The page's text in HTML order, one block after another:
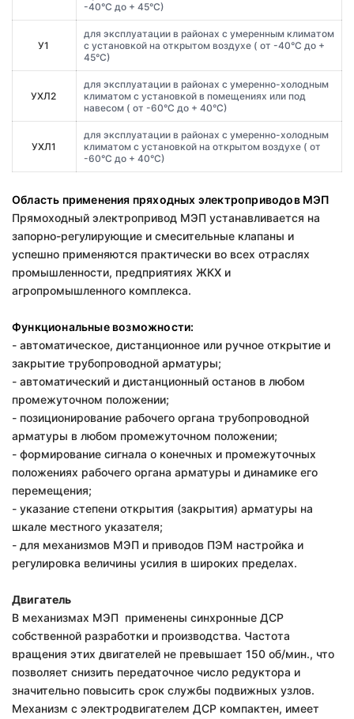
-40°С до + 45°С)
У1
для эксплуатации в районах с умеренным климатом
с установкой на открытом воздухе ( от -40°С до +
45°С)
УХЛ2
для эксплуатации в районах с умеренно-холодным
климатом с установкой в помещениях или под
навесом ( от -60°С до + 40°С)
УХЛ1
для эксплуатации в районах с умеренно-холодным
климатом с установкой на открытом воздухе ( от
-60°С до + 40°С)
Область применения пряходных электроприводов МЭП
Прямоходный электропривод МЭП устанавливается на
запорно-регулирующие и смесительные клапаны и
успешно применяются практически во всех отраслях
промышленности, предприятиях ЖКХ и
агропромышленного комплекса.
Функциональные возможности:
- автоматическое, дистанционное или ручное открытие и
закрытие трубопроводной арматуры;
- автоматический и дистанционный останов в любом
промежуточном положении;
- позиционирование рабочего органа трубопроводной
арматуры в любом промежуточном положении;
- формирование сигнала о конечных и промежуточных
положениях рабочего органа арматуры и динамике его
перемещения;
- указание степени открытия (закрытия) арматуры на
шкале местного указателя;
- для механизмов МЭП и приводов ПЭМ настройка и
регулировка величины усилия в широких пределах.
Двигатель
В механизмах МЭП применены синхронные ДСР
собственной разработки и производства. Частота
вращения этих двигателей не превышает 150 об/мин., что
позволяет снизить передаточное число редуктора и
значительно повысить срок службы подвижных узлов.
Механизм с электродвигателем ДСР компактен, имеет